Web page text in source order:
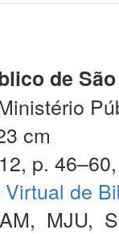
de
cm
p.
Virtual de
, MJU,